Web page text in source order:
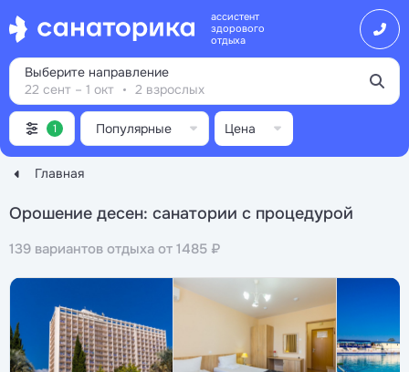
ассистент
здорового
отдыха
Главная
Выберите направление
22 сент – 1 окт
2 взрослых
Орошение десен: санатории с процедурой
139 вариантов отдыха от 1485 ₽
1 Популярные Цена